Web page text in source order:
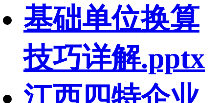
基础单位换算
技巧详解.pptx